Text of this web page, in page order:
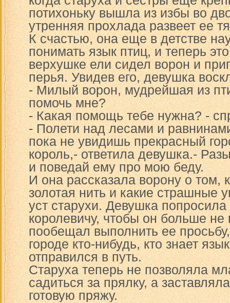
потихоньку вышла из избы во
утренняя прохлада развеет ее
К счастью, она еще в детстве
понимать язык птиц, и теперь
верхушке ели сидел ворон и
перья. Увидев его, девушка
- Милый ворон, мудрейшая из
помочь мне?
- Какая помощь тебе нужна? -
- Полети над лесами и
пока не увидишь прекрасный
король,- ответила девушка.-
и поведай ему про мою беду.
И она рассказала ворону о том,
золотая нить и какие страшные
уст старухи. Девушка попросила
королевичу, чтобы он больше
пообещал выполнить ее
городе кто-нибудь, кто знает
отправился в путь.
Старуха теперь не позволяла
садиться за прялку, а
готовую пряжу.